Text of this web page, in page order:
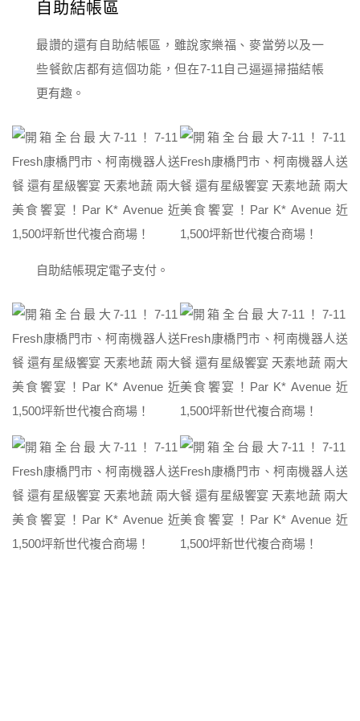
自助結帳區
最讚的還有自助結帳區，雖說家樂福、麥當勞以及一
些餐飲店都有這個功能，但在7-11自己逼逼掃描結帳
更有趣。
自助結帳現定電子支付。